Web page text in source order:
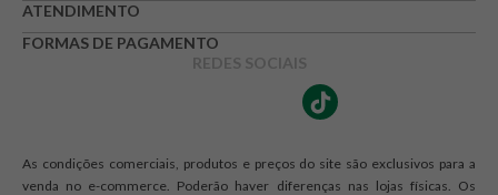
ATENDIMENTO
FORMAS DE PAGAMENTO
REDES SOCIAIS
As condições comerciais, produtos e preços do site são exclusivos para a
venda no e-commerce. Poderão haver diferenças nas lojas físicas. Os